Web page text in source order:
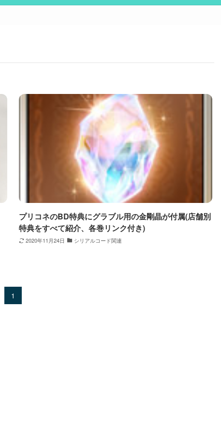
プリコネのBD特典にグラブル用の金剛晶が付属(店舗別
特典をすべて紹介、各巻リンク付き)
2020年11月24日 シリアルコード関連
1